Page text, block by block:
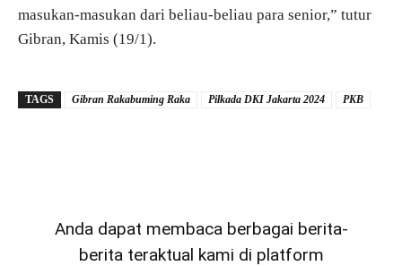
masukan-masukan dari beliau-beliau para senior,” tutur
Gibran, Kamis (19/1).
TAGS Gibran Rakabuming Raka Pilkada DKI Jakarta 2024 PKB
Anda dapat membaca berbagai berita-
berita teraktual kami di platform